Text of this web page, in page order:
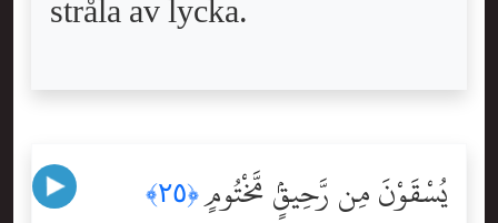
stråla av lycka.
يُسْقَوْنَ مِن رَّحِيقٍۢ مَّخْتُومٍ﴿٢٥﴾